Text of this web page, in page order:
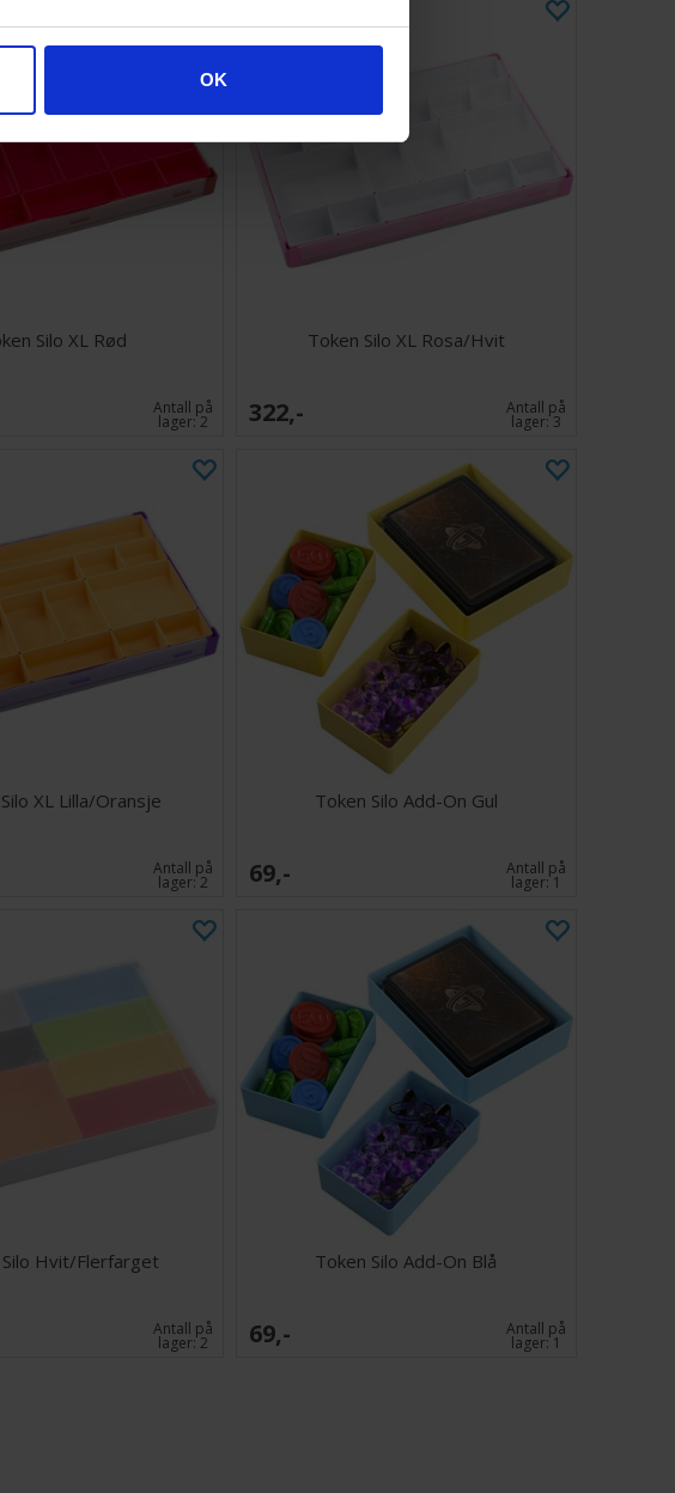
OK
Silo XL Rød
Antall på
lager:2
Token Silo XL Rosa/Hvit
322,- Antall på
lager:3
XL Lilla/Oransje
Antall på
lager:2
Token Silo Add-On Gul
69,- Antall på
lager:1
Hvit/Flerfarget
Antall på
lager:2
Token Silo Add-On Blå
69,- Antall på
lager:1